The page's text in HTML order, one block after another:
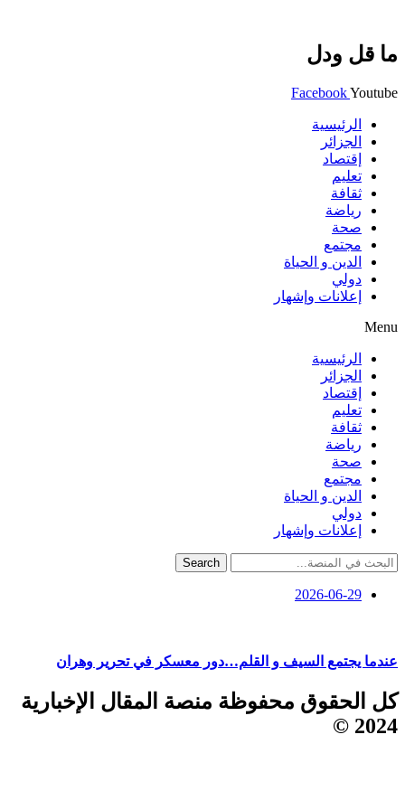
ما قل ودل
FacebookYoutube
الرئيسية
الجزائر
إقتصاد
تعليم
ثقافة
رياضة
صحة
مجتمع
الدين و الحياة
دولي
إعلانات وإشهار
Menu
الرئيسية
الجزائر
إقتصاد
تعليم
ثقافة
رياضة
صحة
مجتمع
الدين و الحياة
دولي
إعلانات وإشهار
Search
2026-06-29
عندما يجتمع السيف و القلم…دور معسكر في تحرير وهران
كل الحقوق محفوظة منصة المقال الإخبارية
2024 ©